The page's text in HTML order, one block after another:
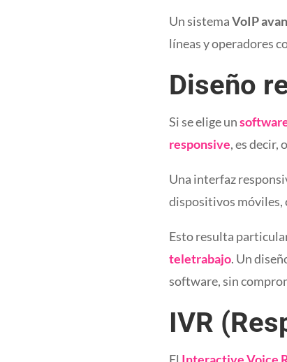
Un sistemaVoIP
líneas y operadores
Diseño
Si se elige un
responsive, es decir,
Una interfaz
dispositivos móviles,
Esto resulta
teletrabajo. Un
software, sin
IVR